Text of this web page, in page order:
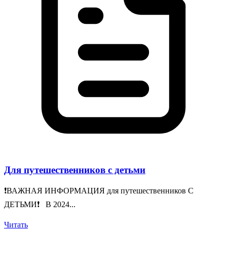
Для путешественников с детьми
❗️ВАЖНАЯ ИНФОРМАЦИЯ для путешественников С
ДЕТЬМИ❗️ В 2024...
Читать